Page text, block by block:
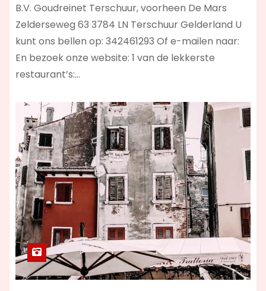
B.V. Goudreinet Terschuur, voorheen De Mars
Zelderseweg 63 3784 LN Terschuur Gelderland U
kunt ons bellen op: 342461293 Of e-mailen naar:
En bezoek onze website: 1 van de lekkerste
restaurant’s:…